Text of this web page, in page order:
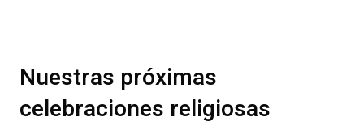
Nuestras próximas
celebraciones religiosas